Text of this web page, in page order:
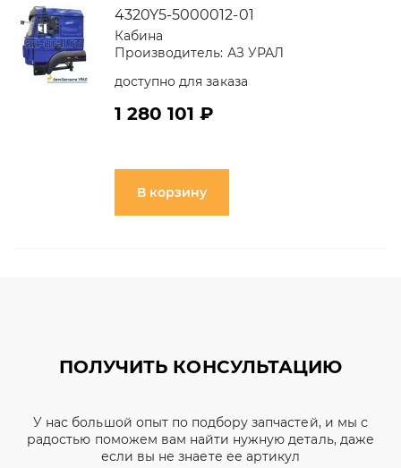
4320Y5-5000012-01
Кабина
Производитель: АЗ УРАЛ
доступно для заказа
1 280 101 ₽
В корзину
ПОЛУЧИТЬ КОНСУЛЬТАЦИЮ
У нас большой опыт по подбору запчастей, и мы с
радостью поможем вам найти нужную деталь, даже
если вы не знаете ее артикул